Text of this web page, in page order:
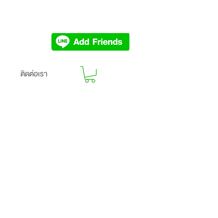
ติดต่อเรา